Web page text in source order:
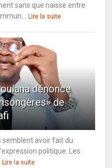
sans que naisse entre
Lire la suite
dénonce
de
semblent avoir fait du
politique. Les
Lire la suite